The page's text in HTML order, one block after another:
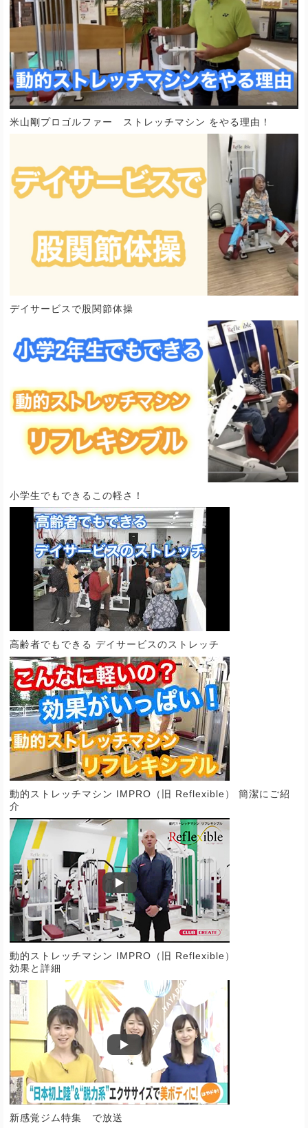
米山剛プロゴルファー ストレッチマシン をやる理由！
デイサービスで股関節体操
小学生でもできるこの軽さ！
高齢者でもできる デイサービスのストレッチ
動的ストレッチマシン IMPRO（旧 Reflexible） 簡潔にご紹
介
動的ストレッチマシン IMPRO（旧 Reflexible）
効果と詳細
新感覚ジム特集 で放送